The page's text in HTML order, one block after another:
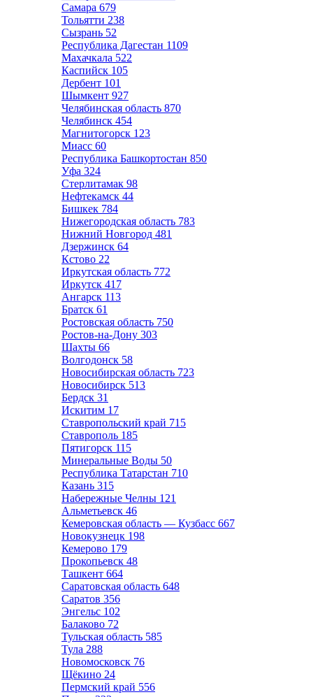
Самара 679
Тольятти 238
Сызрань 52
Республика Дагестан 1109
Махачкала 522
Каспийск 105
Дербент 101
Шымкент 927
Челябинская область 870
Челябинск 454
Магнитогорск 123
Миасс 60
Республика Башкортостан 850
Уфа 324
Стерлитамак 98
Нефтекамск 44
Бишкек 784
Нижегородская область 783
Нижний Новгород 481
Дзержинск 64
Кстово 22
Иркутская область 772
Иркутск 417
Ангарск 113
Братск 61
Ростовская область 750
Ростов-на-Дону 303
Шахты 66
Волгодонск 58
Новосибирская область 723
Новосибирск 513
Бердск 31
Искитим 17
Ставропольский край 715
Ставрополь 185
Пятигорск 115
Минеральные Воды 50
Республика Татарстан 710
Казань 315
Набережные Челны 121
Альметьевск 46
Кемеровская область — Кузбасс 667
Новокузнецк 198
Кемерово 179
Прокопьевск 48
Ташкент 664
Саратовская область 648
Саратов 356
Энгельс 102
Балаково 72
Тульская область 585
Тула 288
Новомосковск 76
Щёкино 24
Пермский край 556